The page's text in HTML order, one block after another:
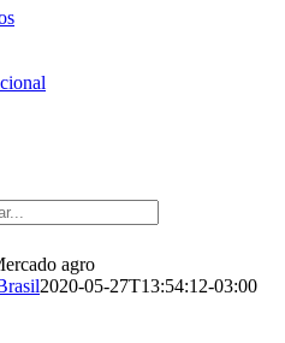
agro
2020-05-27T13:54:12-03:00